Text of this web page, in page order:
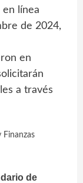
línea
de 2024,
en
a través
Finanzas
de